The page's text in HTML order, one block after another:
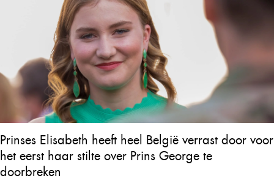
Prinses Elisabeth heeft heel België verrast door voor
het eerst haar stilte over Prins George te
doorbreken